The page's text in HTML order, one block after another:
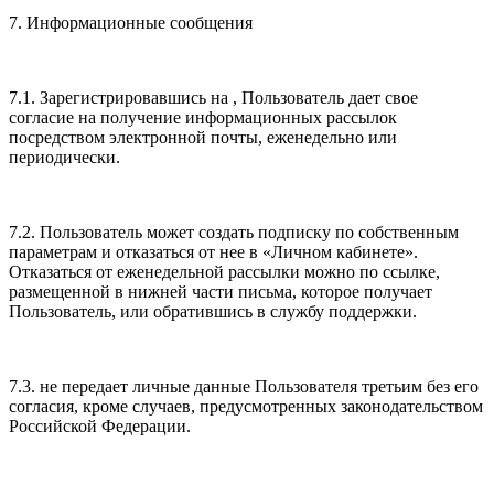
7. Информационные сообщения
7.1. Зарегистрировавшись на , Пользователь дает свое
согласие на получение информационных рассылок
посредством электронной почты, еженедельно или
периодически.
7.2. Пользователь может создать подписку по собственным
параметрам и отказаться от нее в «Личном кабинете».
Отказаться от еженедельной рассылки можно по ссылке,
размещенной в нижней части письма, которое получает
Пользователь, или обратившись в службу поддержки.
7.3. не передает личные данные Пользователя третьим без его
согласия, кроме случаев, предусмотренных законодательством
Российской Федерации.